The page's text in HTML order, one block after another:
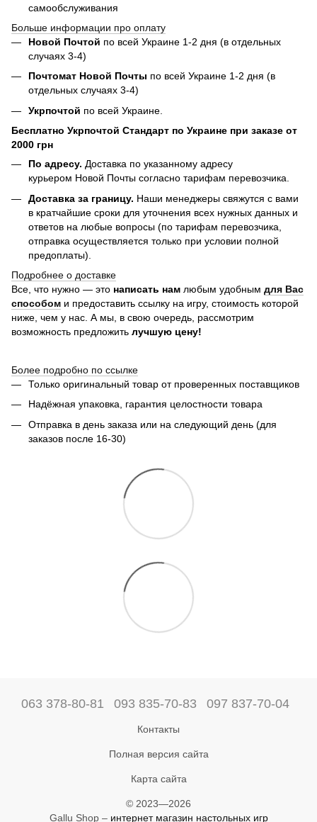
самообслуживания
Больше информации про оплату
Новой Почтой по всей Украине 1-2 дня (в отдельных
случаях 3-4)
Почтомат Новой Почты по всей Украине 1-2 дня (в
отдельных случаях 3-4)
Укрпочтой по всей Украине.
Бесплатно Укрпочтой Стандарт по Украине при заказе от
2000 грн
По адресу. Доставка по указанному адресу
курьером Новой Почты согласно тарифам перевозчика.
Доставка за границу. Наши менеджеры свяжутся с вами
в кратчайшие сроки для уточнения всех нужных данных и
ответов на любые вопросы (по тарифам перевозчика,
отправка осуществляется только при условии полной
предоплаты).
Подробнее о доставке
Все, что нужно — это написать нам любым удобным для Вас
способом и предоставить ссылку на игру, стоимость которой
ниже, чем у нас. А мы, в свою очередь, рассмотрим
возможность предложить лучшую цену!
Более подробно по ссылке
Только оригинальный товар от проверенных поставщиков
Надёжная упаковка, гарантия целостности товара
Отправка в день заказа или на следующий день (для
заказов после 16-30)
063 378-80-81 093 835-70-83 097 837-70-04
Контакты
Полная версия сайта
Карта сайта
© 2023—2026
Gallu Shop – интернет магазин настольных игр